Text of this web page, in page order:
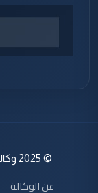
© 2025 وكالة نون الخبرية. جميع الحقوق محفوظة.
عن الوكالة